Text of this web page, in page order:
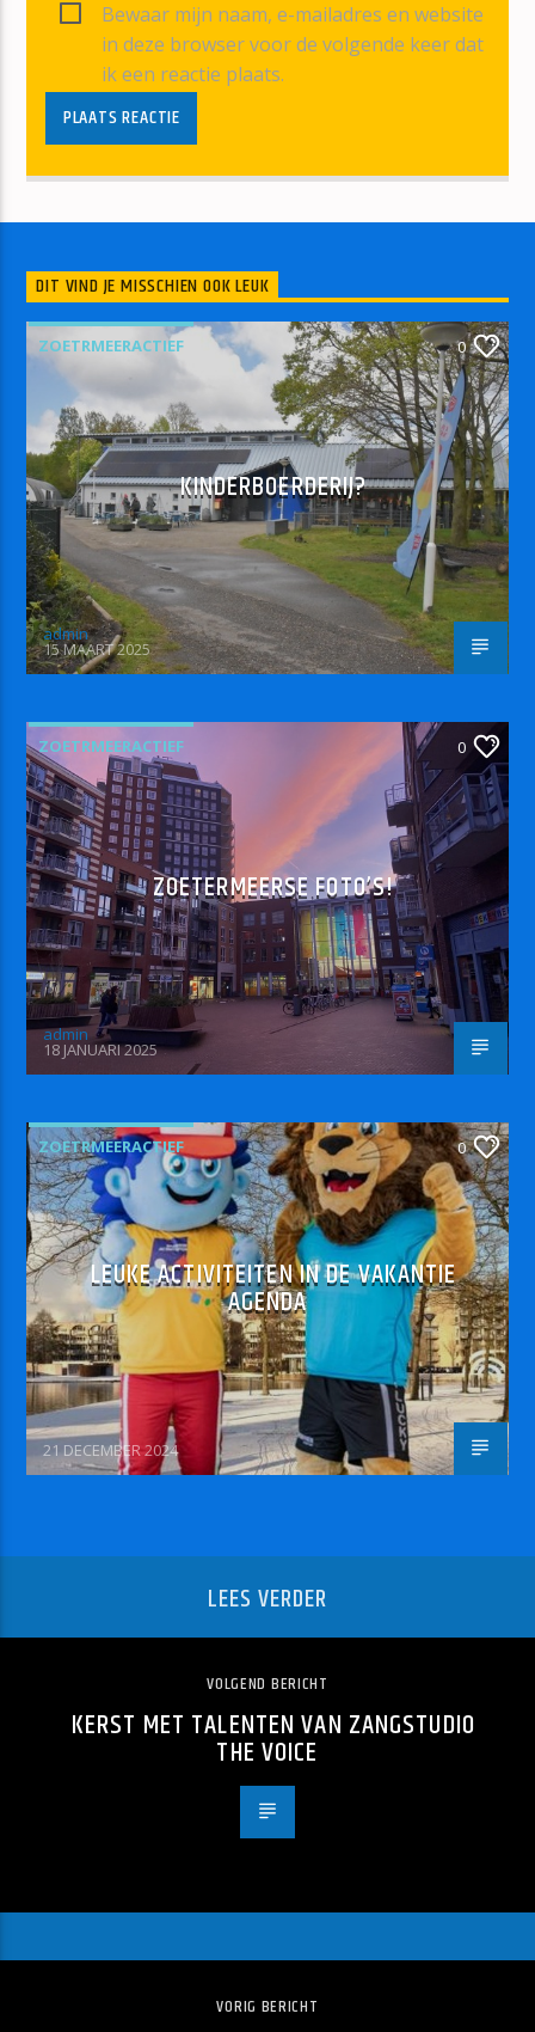
Bewaar mijn naam, e-mailadres en website
in deze browser voor de volgende keer dat
ik een reactie plaats.
DIT VIND JE MISSCHIEN OOK LEUK
ZOETRMEERACTIEF 0
KINDERBOERDERIJ?
admin
15 MAART 2025
ZOETRMEERACTIEF 0
ZOETERMEERSE FOTO’S!
admin
18 JANUARI 2025
ZOETRMEERACTIEF 0
LEUKE ACTIVITEITEN IN DE VAKANTIE
AGENDA
21 DECEMBER 2024
LEES VERDER
VOLGEND BERICHT
KERST MET TALENTEN VAN ZANGSTUDIO
THE VOICE
VORIG BERICHT